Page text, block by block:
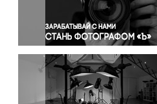
Правосудие
Происшествия и конфликты
Религия
Светская жизнь
Спорт
Экология
Экономика и бизнес